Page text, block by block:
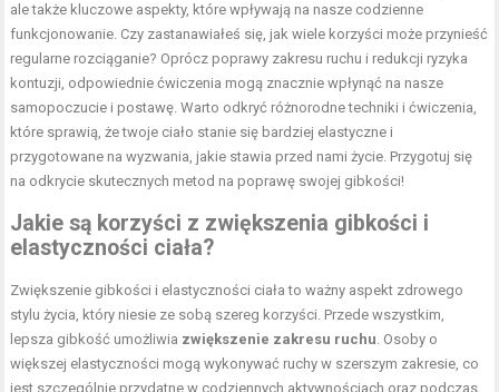
ale także kluczowe aspekty, które wpływają na nasze codzienne
funkcjonowanie. Czy zastanawiałeś się, jak wiele korzyści może przynieść
regularne rozciąganie? Oprócz poprawy zakresu ruchu i redukcji ryzyka
kontuzji, odpowiednie ćwiczenia mogą znacznie wpłynąć na nasze
samopoczucie i postawę. Warto odkryć różnorodne techniki i ćwiczenia,
które sprawią, że twoje ciało stanie się bardziej elastyczne i
przygotowane na wyzwania, jakie stawia przed nami życie. Przygotuj się
na odkrycie skutecznych metod na poprawę swojej gibkości!
Jakie są korzyści z zwiększenia gibkości i
elastyczności ciała?
Zwiększenie gibkości i elastyczności ciała to ważny aspekt zdrowego
stylu życia, który niesie ze sobą szereg korzyści. Przede wszystkim,
lepsza gibkość umożliwia zwiększenie zakresu ruchu. Osoby o
większej elastyczności mogą wykonywać ruchy w szerszym zakresie, co
jest szczególnie przydatne w codziennych aktywnościach oraz podczas